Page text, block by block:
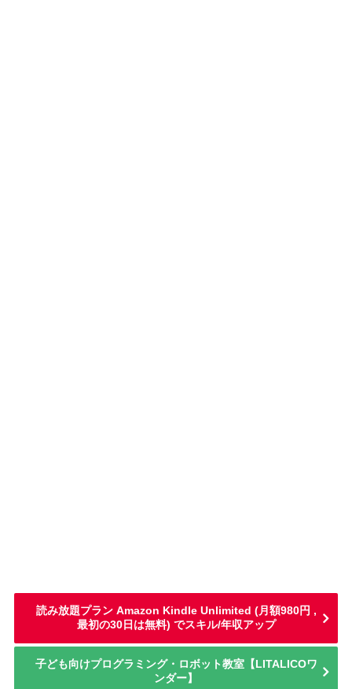
読み放題プラン Amazon Kindle Unlimited (月額980円 ,
最初の30日は無料) でスキル/年収アップ
子ども向けプログラミング・ロボット教室【LITALICOワ
ンダー】